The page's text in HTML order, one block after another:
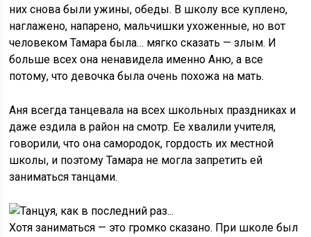
них снова были ужины, обеды. В школу все куплено,
наглажено, напарено, мальчишки ухоженные, но вот
человеком Тамара была… мягко сказать — злым. И
больше всех она ненавидела именно Аню, а все
потому, что девочка была очень похожа на мать.
Аня всегда танцевала на всех школьных праздниках и
даже ездила в район на смотр. Ее хвалили учителя,
говорили, что она самородок, гордость их местной
школы, и поэтому Тамара не могла запретить ей
заниматься танцами.
Хотя заниматься — это громко сказано. При школе был